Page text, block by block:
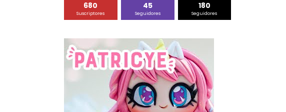
680
Suscriptores
45
Seguidores
180
Seguidores